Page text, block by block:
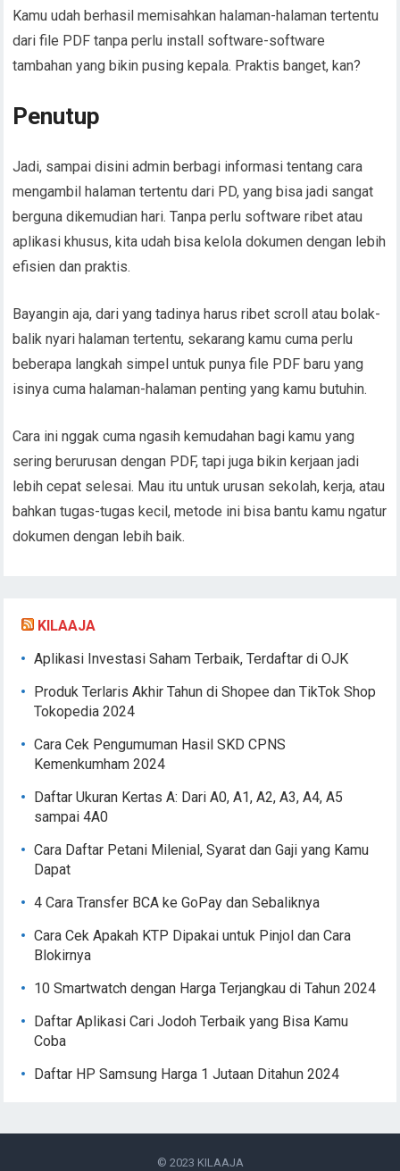
Kamu udah berhasil memisahkan halaman-halaman tertentu
dari file PDF tanpa perlu install software-software
tambahan yang bikin pusing kepala. Praktis banget, kan?
Penutup
Jadi, sampai disini admin berbagi informasi tentang cara
mengambil halaman tertentu dari PD, yang bisa jadi sangat
berguna dikemudian hari. Tanpa perlu software ribet atau
aplikasi khusus, kita udah bisa kelola dokumen dengan lebih
efisien dan praktis.
Bayangin aja, dari yang tadinya harus ribet scroll atau bolak-
balik nyari halaman tertentu, sekarang kamu cuma perlu
beberapa langkah simpel untuk punya file PDF baru yang
isinya cuma halaman-halaman penting yang kamu butuhin.
Cara ini nggak cuma ngasih kemudahan bagi kamu yang
sering berurusan dengan PDF, tapi juga bikin kerjaan jadi
lebih cepat selesai. Mau itu untuk urusan sekolah, kerja, atau
bahkan tugas-tugas kecil, metode ini bisa bantu kamu ngatur
dokumen dengan lebih baik.
KILAAJA
Aplikasi Investasi Saham Terbaik, Terdaftar di OJK
Produk Terlaris Akhir Tahun di Shopee dan TikTok Shop
Tokopedia 2024
Cara Cek Pengumuman Hasil SKD CPNS
Kemenkumham 2024
Daftar Ukuran Kertas A: Dari A0, A1, A2, A3, A4, A5
sampai 4A0
Cara Daftar Petani Milenial, Syarat dan Gaji yang Kamu
Dapat
4 Cara Transfer BCA ke GoPay dan Sebaliknya
Cara Cek Apakah KTP Dipakai untuk Pinjol dan Cara
Blokirnya
10 Smartwatch dengan Harga Terjangkau di Tahun 2024
Daftar Aplikasi Cari Jodoh Terbaik yang Bisa Kamu
Coba
Daftar HP Samsung Harga 1 Jutaan Ditahun 2024
© 2023 KILAAJA